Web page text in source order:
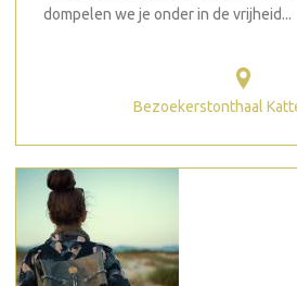
dompelen we je onder in de vrijheid...
Bezoekerstonthaal